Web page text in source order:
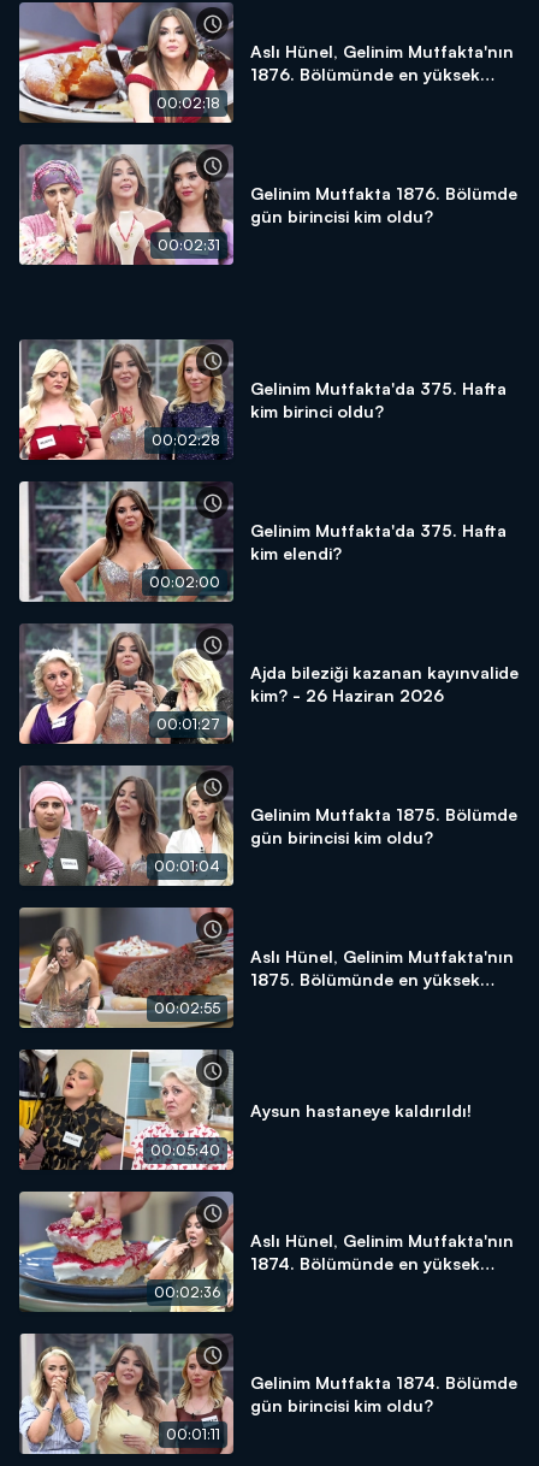
00:02:18
Aslı Hünel, Gelinim Mutfakta'nın
1876. Bölümünde en yüksek
00:02:31
Gelinim Mutfakta 1876. Bölümde
gün birincisi kim oldu?
00:02:28
Gelinim Mutfakta'da 375. Hafta
kim birinci oldu?
00:02:00
Gelinim Mutfakta'da 375. Hafta
kim elendi?
00:01:27
Ajda bileziği kazanan kayınvalide
kim? - 26 Haziran 2026
00:01:04
Gelinim Mutfakta 1875. Bölümde
gün birincisi kim oldu?
00:02:55
Aslı Hünel, Gelinim Mutfakta'nın
1875. Bölümünde en yüksek
00:05:40
Aysun hastaneye kaldırıldı!
00:02:36
Aslı Hünel, Gelinim Mutfakta'nın
1874. Bölümünde en yüksek
00:01:11
Gelinim Mutfakta 1874. Bölümde
gün birincisi kim oldu?